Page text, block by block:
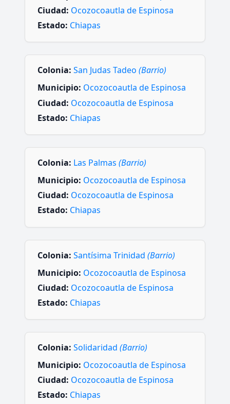
Ciudad: Ocozocoautla de Espinosa
Estado: Chiapas
Colonia: San Judas Tadeo (Barrio)
Municipio: Ocozocoautla de Espinosa
Ciudad: Ocozocoautla de Espinosa
Estado: Chiapas
Colonia: Las Palmas (Barrio)
Municipio: Ocozocoautla de Espinosa
Ciudad: Ocozocoautla de Espinosa
Estado: Chiapas
Colonia: Santísima Trinidad (Barrio)
Municipio: Ocozocoautla de Espinosa
Ciudad: Ocozocoautla de Espinosa
Estado: Chiapas
Colonia: Solidaridad (Barrio)
Municipio: Ocozocoautla de Espinosa
Ciudad: Ocozocoautla de Espinosa
Estado: Chiapas